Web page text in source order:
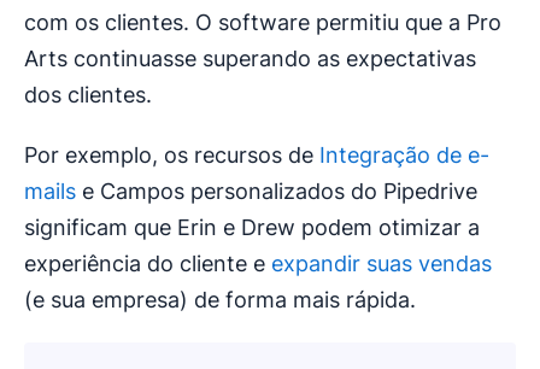
com os clientes. O software permitiu que a Pro
Arts continuasse superando as expectativas
dos clientes.
Por exemplo, os recursos de Integração de e-
mails e Campos personalizados do Pipedrive
significam que Erin e Drew podem otimizar a
experiência do cliente e expandir suas vendas
(e sua empresa) de forma mais rápida.